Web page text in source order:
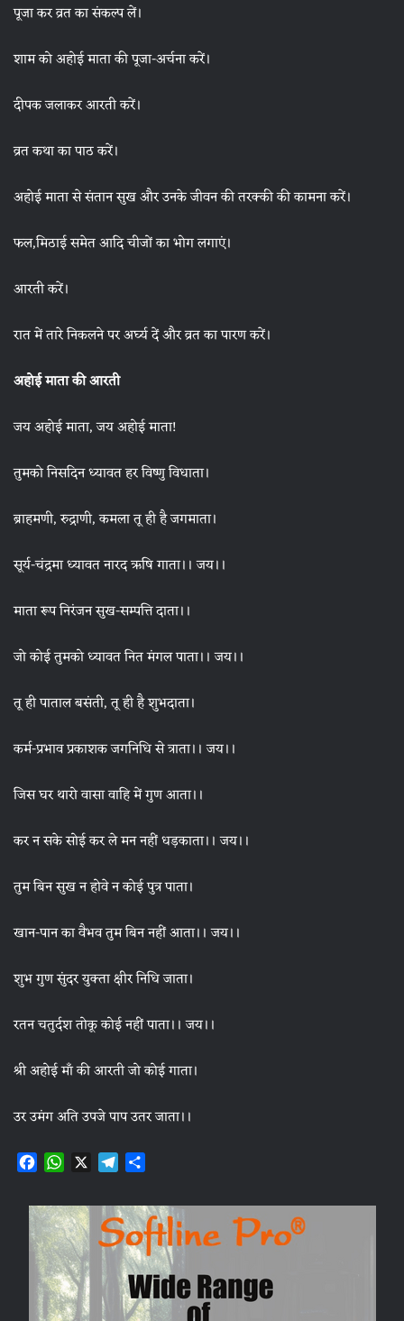
पूजा कर व्रत का संकल्प लें।
शाम को अहोई माता की पूजा-अर्चना करें।
दीपक जलाकर आरती करें।
व्रत कथा का पाठ करें।
अहोई माता से संतान सुख और उनके जीवन की तरक्की की कामना करें।
फल,मिठाई समेत आदि चीजों का भोग लगाएं।
आरती करें।
रात में तारे निकलने पर अर्घ्य दें और व्रत का पारण करें।
अहोई माता की आरती
जय अहोई माता, जय अहोई माता!
तुमको निसदिन ध्यावत हर विष्णु विधाता।
ब्राहमणी, रुद्राणी, कमला तू ही है जगमाता।
सूर्य-चंद्रमा ध्यावत नारद ऋषि गाता।। जय।।
माता रूप निरंजन सुख-सम्पत्ति दाता।।
जो कोई तुमको ध्यावत नित मंगल पाता।। जय।।
तू ही पाताल बसंती, तू ही है शुभदाता।
कर्म-प्रभाव प्रकाशक जगनिधि से त्राता।। जय।।
जिस घर थारो वासा वाहि में गुण आता।।
कर न सके सोई कर ले मन नहीं धड़काता।। जय।।
तुम बिन सुख न होवे न कोई पुत्र पाता।
खान-पान का वैभव तुम बिन नहीं आता।। जय।।
शुभ गुण सुंदर युक्ता क्षीर निधि जाता।
रतन चतुर्दश तोकू कोई नहीं पाता।। जय।।
श्री अहोई माँ की आरती जो कोई गाता।
उर उमंग अति उपजे पाप उतर जाता।।
F
c
e
b
o
o
k
W
a
t
s
A
p
p
X T
l
e
g
r
a
m
a
r
e